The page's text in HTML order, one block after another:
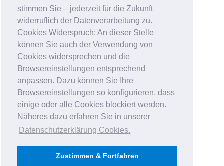
stimmen Sie – jederzeit für die Zukunft
widerruflich der Datenverarbeitung zu.
Cookies Widerspruch: An dieser Stelle
können Sie auch der Verwendung von
Cookies widersprechen und die
Browsereinstellungen entsprechend
anpassen. Dazu können Sie Ihre
Browsereinstellungen so konfigurieren, dass
einige oder alle Cookies blockiert werden.
Näheres dazu erfahren Sie in unserer
Datenschutzerklärung Cookies.
Zustimmen & Fortfahren